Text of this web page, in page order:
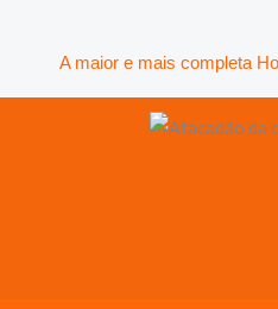
A maior e mais completa